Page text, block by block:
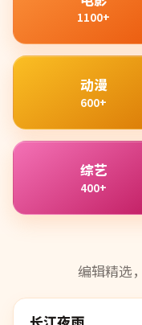
1100+
动漫
600+
综艺
400+
编辑精选
精选